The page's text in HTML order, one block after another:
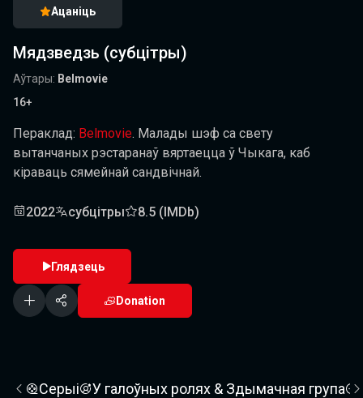
Ацаніць
Мядзведзь (субцітры)
Аўтары: Belmovie
16+
Пераклад: Belmovie. Малады шэф са свету
вытанчаных рэстаранаў вяртаецца ў Чыкага, каб
кіраваць сямейнай сандвічнай.
2022 субцітры 8.5 (IMDb)
Глядзець
Donation
Серыі У галоўных ролях & Здымачная група